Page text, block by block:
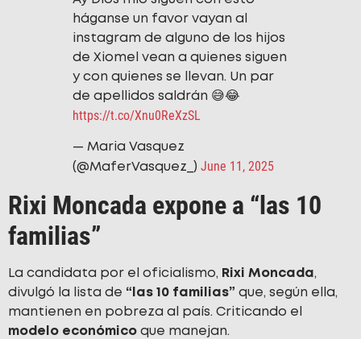
háganse un favor vayan al
instagram de alguno de los hijos
de Xiomel vean a quienes siguen
y con quienes se llevan. Un par
de apellidos saldrán 😅😂
https://t.co/Xnu0ReXzSL
— Maria Vasquez
(@MaferVasquez_) June 11, 2025
Rixi Moncada expone a “las 10
familias”
La candidata por el oficialismo, Rixi Moncada,
divulgó la lista de “las 10 familias” que, según ella,
mantienen en pobreza al país. Criticando el
modelo económico que manejan.